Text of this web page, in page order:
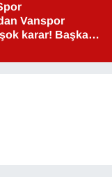
Vanspor
karar! Başkan